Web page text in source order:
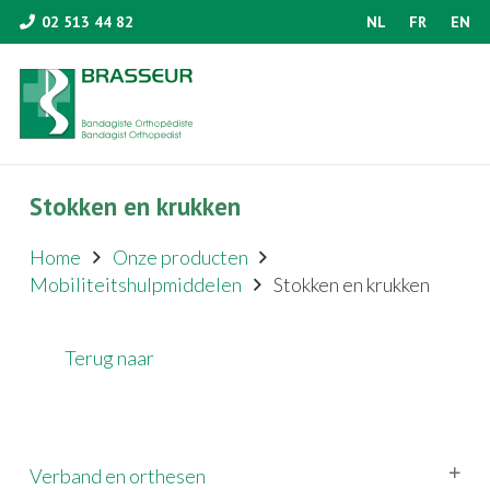
02 513 44 82 NL FR EN
Stokken en krukken
Home
Onze producten
Mobiliteitshulpmiddelen
Stokken en krukken
Terug naar
Verband en orthesen